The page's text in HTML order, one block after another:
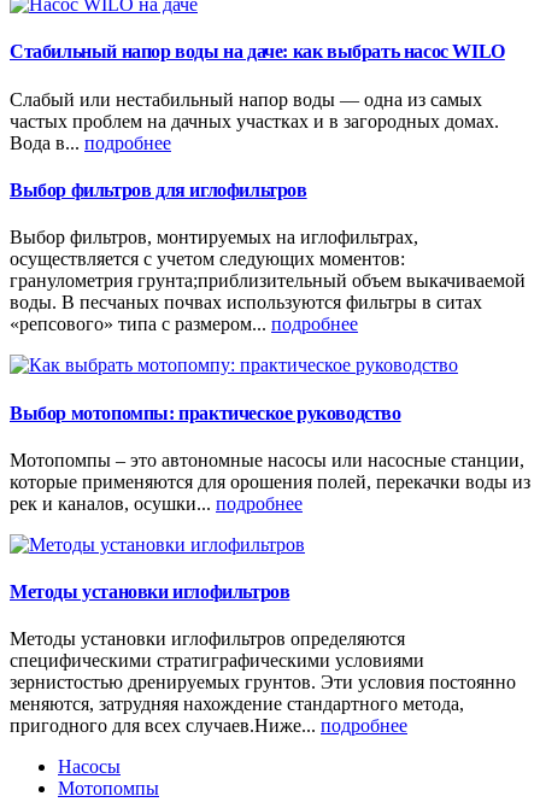
Стабильный напор воды на даче: как выбрать насос WILO
Слабый или нестабильный напор воды — одна из самых
частых проблем на дачных участках и в загородных домах.
Вода в... подробнее
Выбор фильтров для иглофильтров
Выбор фильтров, монтируемых на иглофильтрах,
осуществляется с учетом следующих моментов:
гранулометрия грунта;приблизительный объем выкачиваемой
воды. В песчаных почвах используются фильтры в ситах
«репсового» типа с размером... подробнее
Выбор мотопомпы: практическое руководство
Мотопомпы – это автономные насосы или насосные станции,
которые применяются для орошения полей, перекачки воды из
рек и каналов, осушки... подробнее
Методы установки иглофильтров
Методы установки иглофильтров определяются
специфическими стратиграфическими условиями
зернистостью дренируемых грунтов. Эти условия постоянно
меняются, затрудняя нахождение стандартного метода,
пригодного для всех случаев.Ниже... подробнее
Насосы
Мотопомпы